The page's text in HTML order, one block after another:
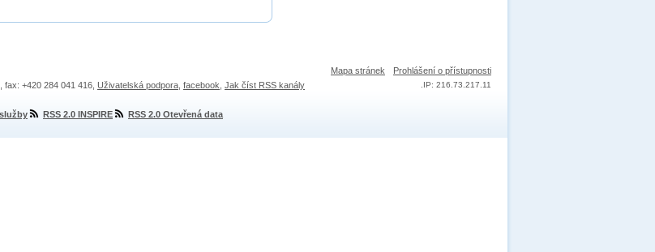
Mapa stránek Prohlášení o přístupnosti
IP: 216.73.217.11
fax: +420 284 041 416, Uživatelská podpora facebook Jak číst RSS kanály
RSS 2.0 INSPIRE RSS 2.0 Otevřená data